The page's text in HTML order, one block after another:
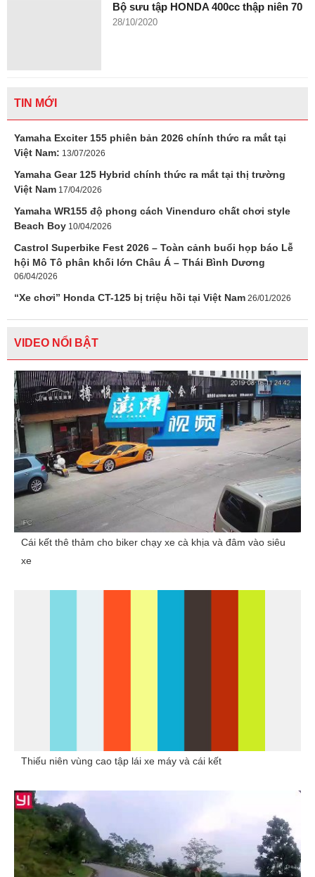
Bộ sưu tập HONDA 400cc thập niên 70
28/10/2020
TIN MỚI
Yamaha Exciter 155 phiên bản 2026 chính thức ra mắt tại
Việt Nam: 13/07/2026
Yamaha Gear 125 Hybrid chính thức ra mắt tại thị trường
Việt Nam 17/04/2026
Yamaha WR155 độ phong cách Vinenduro chất chơi style
Beach Boy 10/04/2026
Castrol Superbike Fest 2026 – Toàn cảnh buổi họp báo Lễ
hội Mô Tô phân khối lớn Châu Á – Thái Bình Dương
06/04/2026
“Xe chơi” Honda CT-125 bị triệu hồi tại Việt Nam 26/01/2026
VIDEO NỔI BẬT
Cái kết thê thảm cho biker chạy xe cà khịa và đâm vào siêu
xe
Thiếu niên vùng cao tập lái xe máy và cái kết